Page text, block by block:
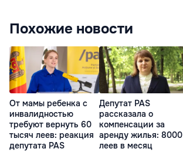
Похожие новости
От мамы ребенка с
инвалидностью
требуют вернуть 60
тысяч леев: реакция
депутата PAS
Депутат PAS
рассказала о
компенсации за
аренду жилья: 8000
леев в месяц